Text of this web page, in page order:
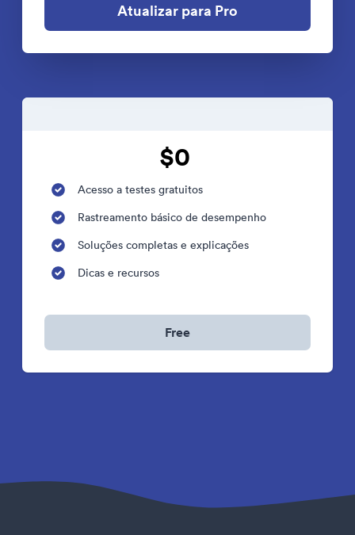
Atualizar para Pro
$0
Acesso a testes gratuitos
Rastreamento básico de desempenho
Soluções completas e explicações
Dicas e recursos
Free